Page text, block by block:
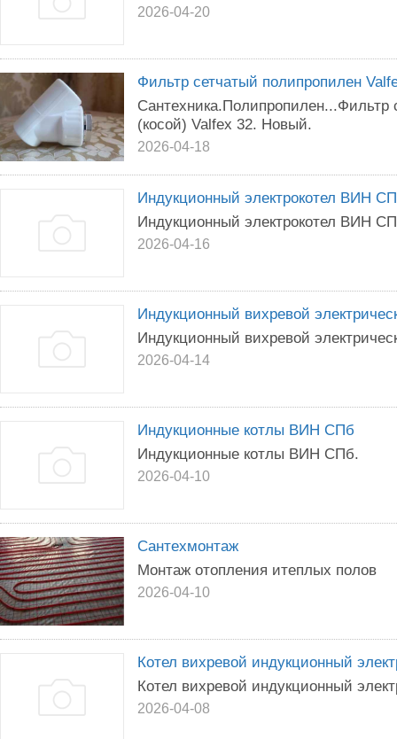
2026-04-20
Фильтр сетчатый полипропилен
Сантехника.Полипропилен...Фильтр
(косой) Valfex 32. Новый.
2026-04-18
Индукционный электрокотел ВИН
Индукционный электрокотел ВИН
2026-04-16
Индукционный вихревой
Индукционный вихревой
2026-04-14
Индукционные котлы ВИН СПб
Индукционные котлы ВИН СПб.
2026-04-10
Сантехмонтаж
Монтаж отопления итеплых полов
2026-04-10
Котел вихревой индукционный
Котел вихревой индукционный
2026-04-08